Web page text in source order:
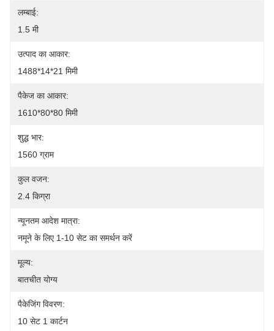
लम्बाई:
1.5 मी
उत्पाद का आकार:
1488*14*21 मिमी
पैकेज का आकार:
1610*80*80 मिमी
शुद्ध भार:
1560 ग्राम
कुल वजन:
2.4 किग्रा
न्यूनतम आदेश मात्रा:
नमूने के लिए 1-10 सेट का समर्थन करें
मूल्य:
बातचीत योग्य
पैकेजिंग विवरण:
10 सेट 1 कार्टन